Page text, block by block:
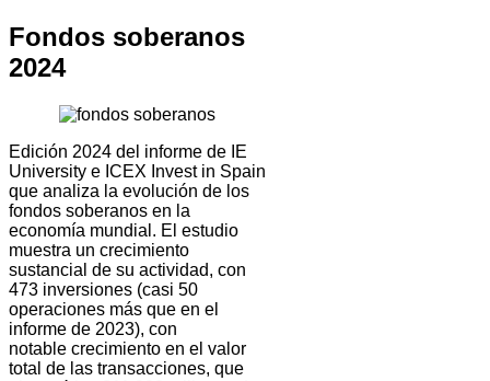
Fondos soberanos
2024
Edición 2024 del informe de IE
University e ICEX Invest in Spain
que analiza la evolución de los
fondos soberanos en la
economía mundial. El estudio
muestra un crecimiento
sustancial de su actividad, con
473 inversiones (casi 50
operaciones más que en el
informe de 2023), con
notable crecimiento en el valor
total de las transacciones, que